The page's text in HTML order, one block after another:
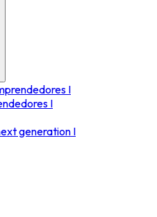
I
I
generation I